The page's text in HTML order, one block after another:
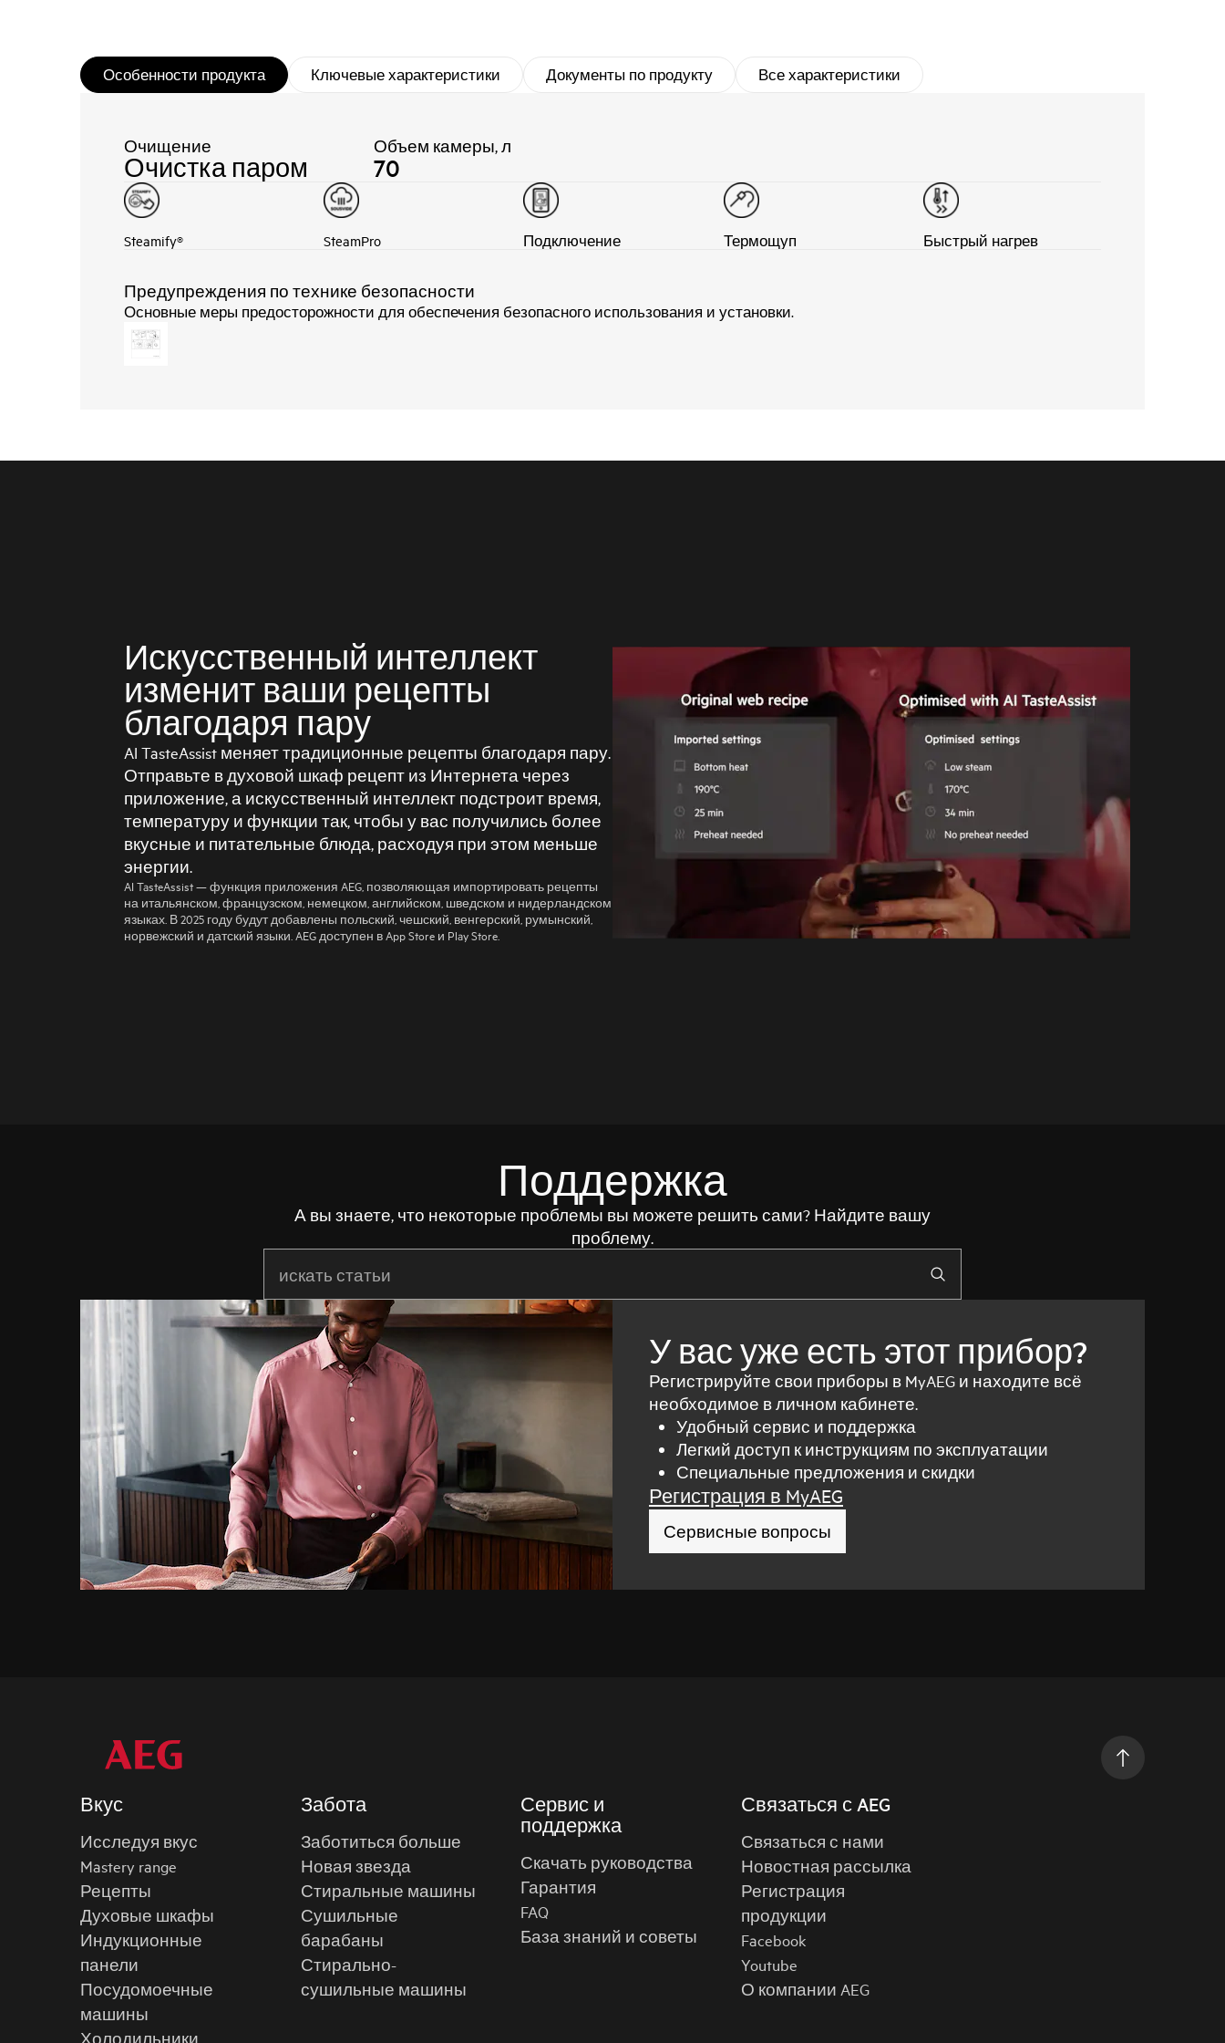
Особенности продукта Ключевые характеристики Документы по продукту Все характеристики
Очищение
Очистка паром
Объем камеры, л
70
Steamify® SteamPro Подключение Термощуп Быстрый нагрев
Предупреждения по технике безопасности
Основные меры предосторожности для обеспечения безопасного использования и установки.
Искусственный интеллект
изменит ваши рецепты
благодаря пару
AI TasteAssist меняет традиционные рецепты благодаря пару.
Отправьте в духовой шкаф рецепт из Интернета через
приложение, а искусственный интеллект подстроит время,
температуру и функции так, чтобы у вас получились более
вкусные и питательные блюда, расходуя при этом меньше
энергии.
AI TasteAssist — функция приложения AEG, позволяющая импортировать рецепты
на итальянском, французском, немецком, английском, шведском и нидерландском
языках. В 2025 году будут добавлены польский, чешский, венгерский, румынский,
норвежский и датский языки. AEG доступен в App Store и Play Store.
Поддержка
А вы знаете, что некоторые проблемы вы можете решить сами? Найдите вашу
проблему.
У вас уже есть этот прибор?
Регистрируйте свои приборы в MyAEG и находите всё
необходимое в личном кабинете.
Удобный сервис и поддержка
Легкий доступ к инструкциям по эксплуатации
Специальные предложения и скидки
Регистрация в MyAEG
Сервисные вопросы
Вкус
Исследуя вкус
Mastery range
Рецепты
Духовые шкафы
Индукционные
панели
Посудомоечные
машины
Холодильники
Забота
Заботиться больше
Новая звезда
Стиральные машины
Сушильные
барабаны
Стирально-
сушильные машины
Сервис и
поддержка
Скачать руководства
Гарантия
FAQ
База знаний и советы
Связаться с AEG
Связаться с нами
Новостная рассылка
Регистрация
продукции
Facebook
Youtube
О компании AEG